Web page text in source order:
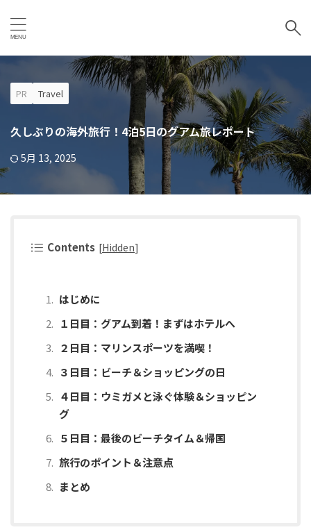
PR Travel
久しぶりの海外旅行！4泊5日のグアム旅レポート
5月 13, 2025
Contents [Hidden]
はじめに
１日目：グアム到着！まずはホテルへ
２日目：マリンスポーツを満喫！
３日目：ビーチ＆ショッピングの日
４日目：ウミガメと泳ぐ体験＆ショッピン
グ
５日目：最後のビーチタイム＆帰国
旅行のポイント＆注意点
まとめ